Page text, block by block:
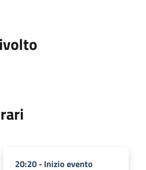
20:20 - Inizio evento